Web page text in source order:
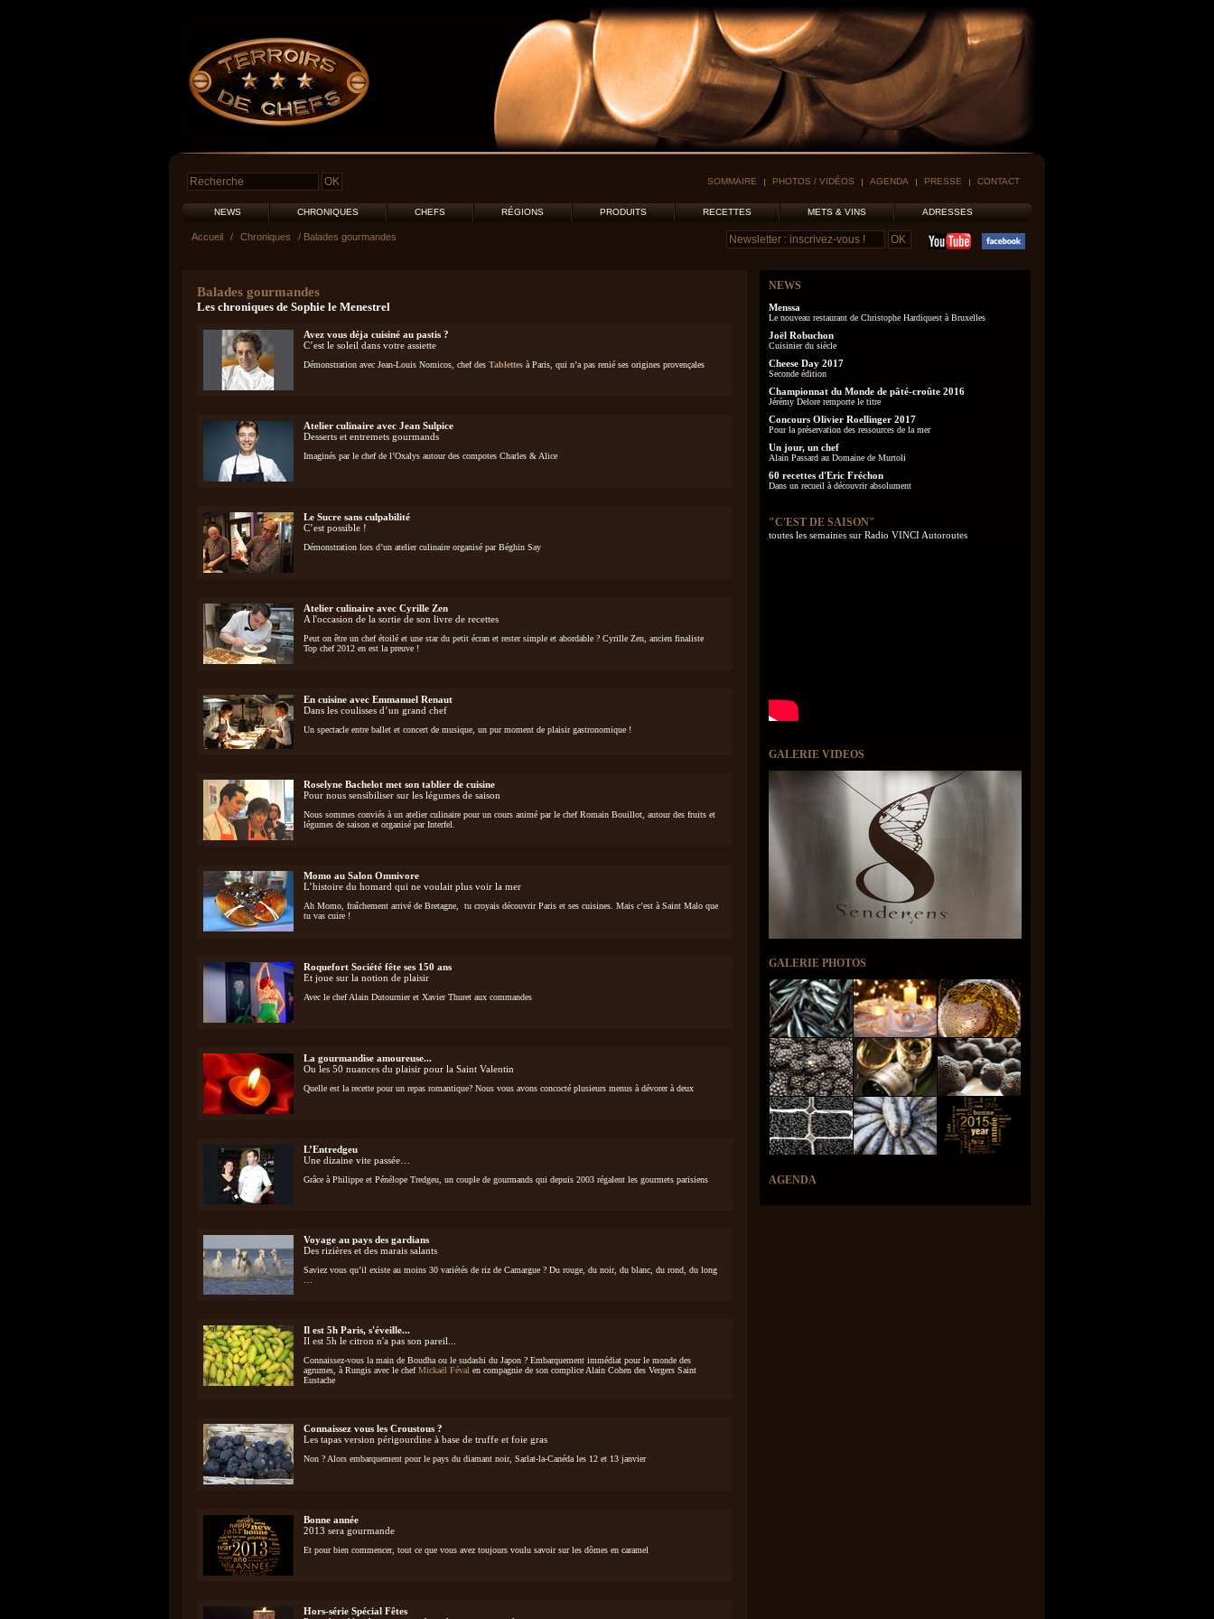
SOMMAIRE PHOTOS / VIDÉOS AGENDA PRESSE CONTACT
NEWS CHRONIQUES CHEFS RÉGIONS PRODUITS RECETTES METS & VINS ADRESSES
Accueil / Chroniques / Balades gourmandes
Balades gourmandes
Les chroniques de Sophie le Menestrel
Avez vous déja cuisiné au pastis ?
C’est le soleil dans votre assiette
Démonstration avec Jean-Louis Nomicos, chef des Tablettes à Paris, qui n’a pas renié ses origines provençales
Atelier culinaire avec Jean Sulpice
Desserts et entremets gourmands
Imaginés par le chef de l’Oxalys autour des compotes Charles & Alice
Le Sucre sans culpabilité
C’est possible !
Démonstration lors d’un atelier culinaire organisé par Béghin Say
Atelier culinaire avec Cyrille Zen
A l'occasion de la sortie de son livre de recettes
Peut on être un chef étoilé et une star du petit écran et rester simple et abordable ? Cyrille Zen, ancien finaliste
Top chef 2012 en est la preuve !
En cuisine avec Emmanuel Renaut
Dans les coulisses d’un grand chef
Un spectacle entre ballet et concert de musique, un pur moment de plaisir gastronomique !
Roselyne Bachelot met son tablier de cuisine
Pour nous sensibiliser sur les légumes de saison
Nous sommes conviés à un atelier culinaire pour un cours animé par le chef Romain Bouillot, autour des fruits et
légumes de saison et organisé par Interfel.
Momo au Salon Omnivore
L’histoire du homard qui ne voulait plus voir la mer
Ah Momo, fraîchement arrivé de Bretagne, tu croyais découvrir Paris et ses cuisines. Mais c’est à Saint Malo que
tu vas cuire !
Roquefort Société fête ses 150 ans
Et joue sur la notion de plaisir
Avec le chef Alain Dutournier et Xavier Thuret aux commandes
La gourmandise amoureuse...
Ou les 50 nuances du plaisir pour la Saint Valentin
Quelle est la recette pour un repas romantique? Nous vous avons concocté plusieurs menus à dévorer à deux
L’Entredgeu
Une dizaine vite passée…
Grâce à Philippe et Pénélope Tredgeu, un couple de gourmands qui depuis 2003 régalent les gourmets parisiens
Voyage au pays des gardians
Des rizières et des marais salants
Saviez vous qu’il existe au moins 30 variétés de riz de Camargue ? Du rouge, du noir, du blanc, du rond, du long
Il est 5h Paris, s'éveille...
Il est 5h le citron n'a pas son pareil...
Connaissez-vous la main de Boudha ou le sudashi du Japon ? Embarquement immédiat pour le monde des
agrumes, à Rungis avec le chefMickaël Féval en compagnie de son complice Alain Cohen des Vergers Saint
Eustache
Connaissez vous les Croustous ?
Les tapas version périgourdine à base de truffe et foie gras
Non ? Alors embarquement pour le pays du diamant noir, Sarlat-la-Canéda les 12 et 13 janvier
Bonne année
2013 sera gourmande
Et pour bien commencer, tout ce que vous avez toujours voulu savoir sur les dômes en caramel
Hors-série Spécial Fêtes
NEWS
Menssa
Le nouveau restaurant de Christophe Hardiquest à Bruxelles
Joël Robuchon
Cuisinier du siècle
Cheese Day 2017
Seconde édition
Championnat du Monde de pâté-croûte 2016
Jérémy Delore remporte le titre
Concours Olivier Roellinger 2017
Pour la préservation des ressources de la mer
Un jour, un chef
Alain Passard au Domaine de Murtoli
60 recettes d'Eric Fréchon
Dans un recueil à découvrir absolument
"C'EST DE SAISON"
toutes les semaines sur Radio VINCI Autoroutes
GALERIE VIDEOS
GALERIE PHOTOS
AGENDA